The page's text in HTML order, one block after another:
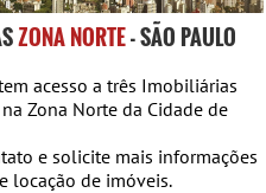
acesso a três Imobiliárias
Zona Norte da Cidade de
e solicite mais informações
locação de imóveis.
ZONA NORTE- SÃO PAULO